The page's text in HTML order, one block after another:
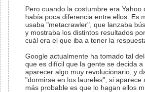
Pero cuando la costumbre era Yahoo
había poca diferencia entre ellos. Es
usaba "metacrawler", que lanzaba
y mostraba los distintos resultados
cuál era el que iba a tener la
Google actualmente ha tomado tal
que es difícil que la gente se decida
aparecer algo muy revolucionario, y
"dormirse en los laureles", si aparece
más probable es que lo hagan ellos